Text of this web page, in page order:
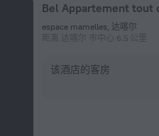
Bel Appartement tout
espace mamelles, 达喀尔
距离 达喀尔 市中心 6.5 公里
该酒店的客房